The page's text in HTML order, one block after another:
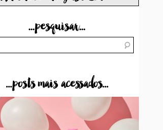
...pesquisar...
...posts mais acessados...